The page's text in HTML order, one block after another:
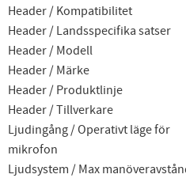
Header / Kompatibilitet
Header / Landsspecifika satser
Header / Modell
Header / Märke
Header / Produktlinje
Header / Tillverkare
Ljudingång / Operativt läge för
mikrofon
Ljudsystem / Max